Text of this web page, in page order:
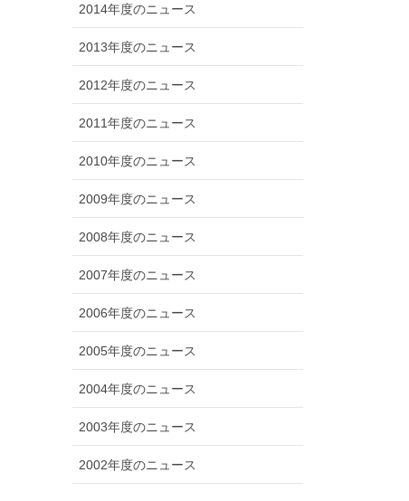
2014年度のニュース
2013年度のニュース
2012年度のニュース
2011年度のニュース
2010年度のニュース
2009年度のニュース
2008年度のニュース
2007年度のニュース
2006年度のニュース
2005年度のニュース
2004年度のニュース
2003年度のニュース
2002年度のニュース